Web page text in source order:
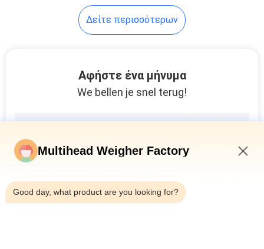
Μηχανή ζύγισης
Μηχανή πλήρωσης
κόκκων
Δείτε περισσότερων
Αφήστε ένα μήνυμα
We bellen je snel terug!
Multihead Weigher Factory
Good day, what product are you looking for?